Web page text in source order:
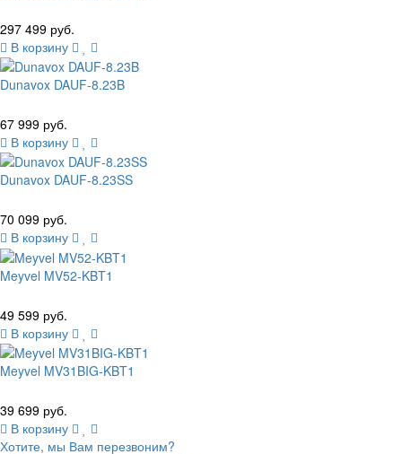
297 499 руб.
В корзину
Dunavox DAUF-8.23B
67 999 руб.
В корзину
Dunavox DAUF-8.23SS
70 099 руб.
В корзину
Meyvel MV52-KBT1
49 599 руб.
В корзину
Meyvel MV31BIG-KBT1
39 699 руб.
В корзину
Хотите, мы Вам перезвоним?